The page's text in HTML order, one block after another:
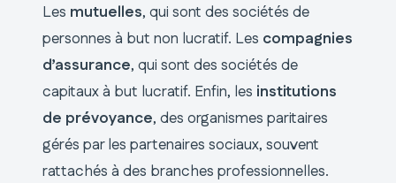
Les mutuelles, qui sont des sociétés de
personnes à but non lucratif. Les compagnies
d’assurance, qui sont des sociétés de
capitaux à but lucratif. Enfin, les institutions
de prévoyance, des organismes paritaires
gérés par les partenaires sociaux, souvent
rattachés à des branches professionnelles.